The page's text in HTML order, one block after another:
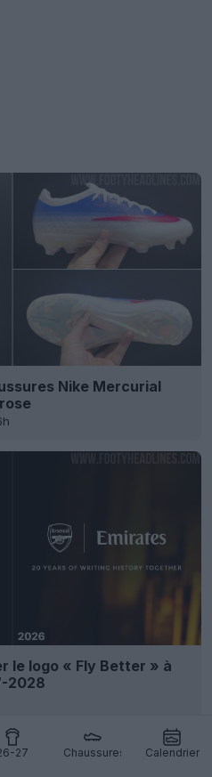
27 Chaussures Calendrier
Nike Mercurial
le logo « Fly Better » à
2028